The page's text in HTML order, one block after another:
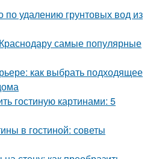
по удалению грунтовых вод из
самые популярные
как выбрать подходящее
гостиную картинами: 5
в гостиной: советы